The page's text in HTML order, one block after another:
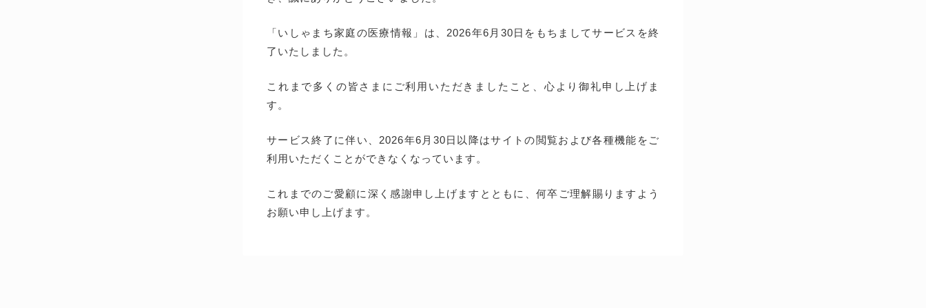
「いしゃまち家庭の医療情報」は、2026年6月30日をもちましてサービスを終
了いたしました。
これまで多くの皆さまにご利用いただきましたこと、心より御礼申し上げま
す。
サービス終了に伴い、2026年6月30日以降はサイトの閲覧および各種機能をご
利用いただくことができなくなっています。
これまでのご愛顧に深く感謝申し上げますとともに、何卒ご理解賜りますよう
お願い申し上げます。